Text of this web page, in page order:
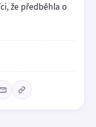
že předběhla o